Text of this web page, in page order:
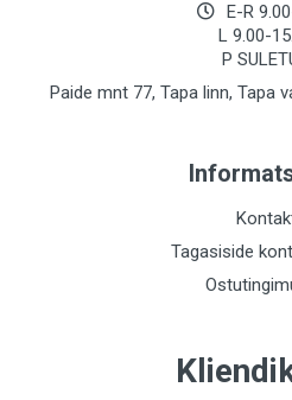
E-R
L 9.00-
P
Paide mnt 77, Tapa linn, Tapa
Tagasiside